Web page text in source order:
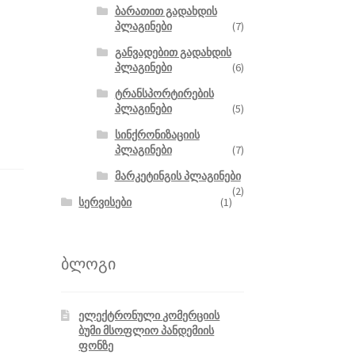
ბარათით გადახდის
პლაგინები
(7)
განვადებით გადახდის
პლაგინები
(6)
ტრანსპორტირების
პლაგინები
(5)
სინქრონიზაციის
პლაგინები
(7)
მარკეტინგის პლაგინები
(2)
სერვისები (1)
ბლოგი
ელექტრონული კომერციის
ბუმი მსოფლიო პანდემიის
ფონზე